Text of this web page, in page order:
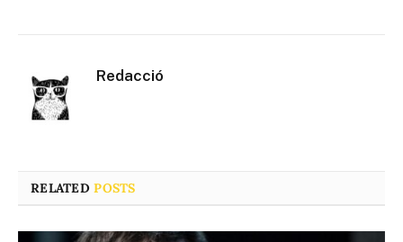
Redacció
RELATEDPOSTS